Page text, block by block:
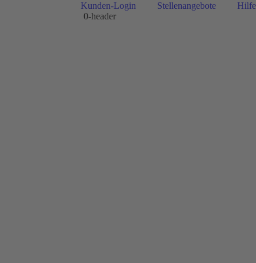
Kunden-Login Stellenangebote
Hilfe
0-header